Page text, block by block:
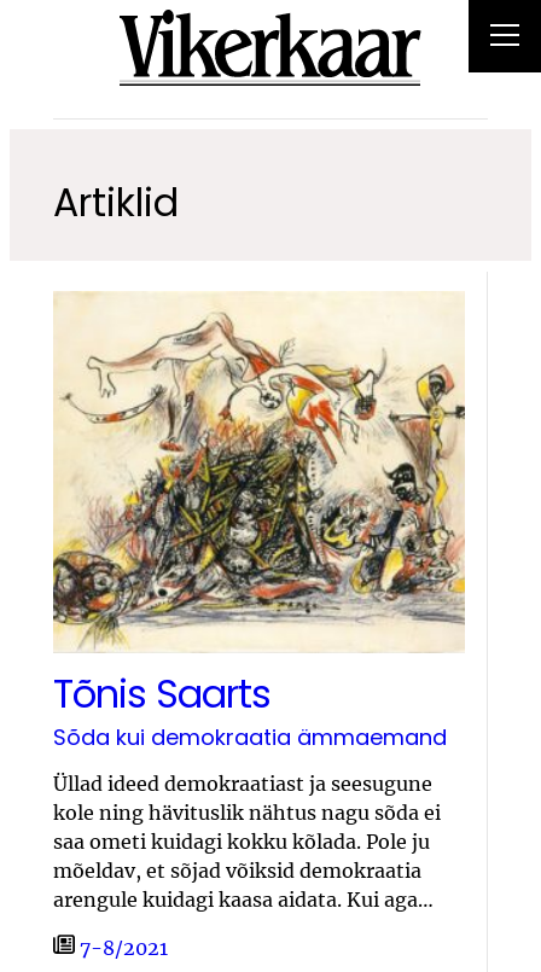
Artiklid
Tõnis Saarts
Sõda kui demokraatia ämmaemand
Üllad ideed demokraatiast ja seesugune
kole ning hävituslik nähtus nagu sõda ei
saa ometi kuidagi kokku kõlada. Pole ju
mõeldav, et sõjad võiksid demokraatia
arengule kuidagi kaasa aidata. Kui aga…
7-8/2021